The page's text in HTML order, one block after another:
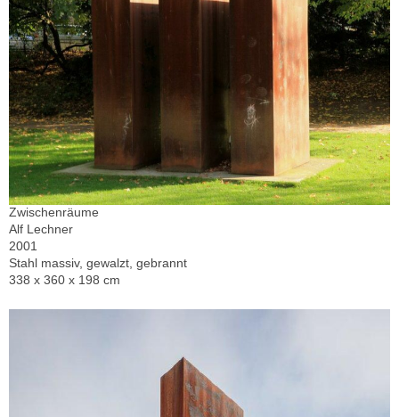
Zwischenräume
Alf Lechner
2001
Stahl massiv, gewalzt, gebrannt
338 x 360 x 198 cm